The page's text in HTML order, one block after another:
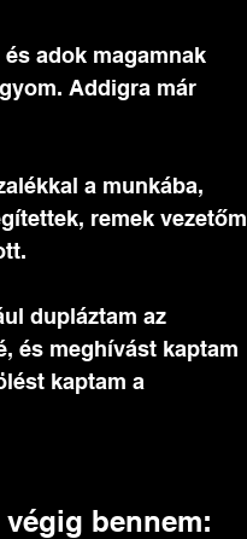
adok magamnak
Addigra már
a munkába,
remek vezetőm
dupláztam az
és meghívást kaptam
kaptam a
bennem: